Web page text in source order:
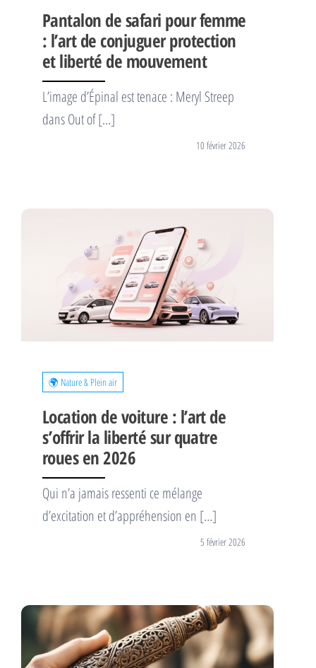
Pantalon de safari pour femme
: l’art de conjuguer protection
et liberté de mouvement
L’image d’Épinal est tenace : Meryl Streep
dans Out of […]
10 février 2026
🌍 Nature & Plein air
Location de voiture : l’art de
s’offrir la liberté sur quatre
roues en 2026
Qui n’a jamais ressenti ce mélange
d’excitation et d’appréhension en […]
5 février 2026